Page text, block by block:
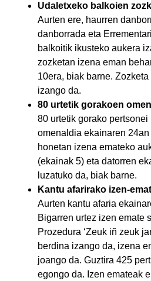
Udaletxeko balkoien
Aurten ere, haurren
danborrada eta
balkoitik ikusteko aukera
zozketan izena eman
10era, biak barne.
izango da.
80 urtetik gorakoen
80 urtetik gorako
omenaldia ekainaren
honetan izena emateko
(ekainak 5) eta datorren
luzatuko da, biak barne.
Kantu afarirako izen-
Aurten kantu afaria
Bigarren urtez izen emate
Prozedura ‘Zeuk iñ zeuk
berdina izango da, izena
joango da. Guztira 425
egongo da. Izen emateak